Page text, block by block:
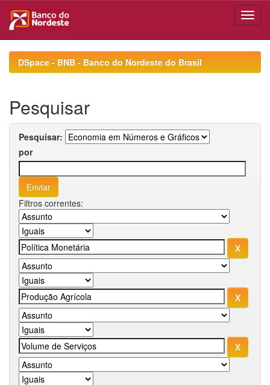
navigationDSpace - BNB - Banco do Nordeste do Brasil
Pesquisar
Pesquisar:
por
Filtros correntes: